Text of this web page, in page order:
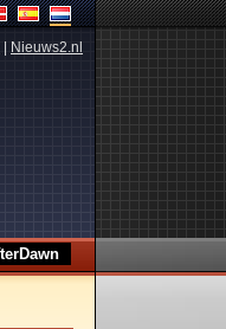
Nieuws2.nl